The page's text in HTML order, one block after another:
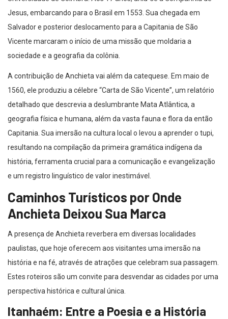
Jesus, embarcando para o Brasil em 1553. Sua chegada em
Salvador e posterior deslocamento para a Capitania de São
Vicente marcaram o início de uma missão que moldaria a
sociedade e a geografia da colônia.
A contribuição de Anchieta vai além da catequese. Em maio de
1560, ele produziu a célebre “Carta de São Vicente”, um relatório
detalhado que descrevia a deslumbrante Mata Atlântica, a
geografia física e humana, além da vasta fauna e flora da então
Capitania. Sua imersão na cultura local o levou a aprender o tupi,
resultando na compilação da primeira gramática indígena da
história, ferramenta crucial para a comunicação e evangelização
e um registro linguístico de valor inestimável.
Caminhos Turísticos por Onde
Anchieta Deixou Sua Marca
A presença de Anchieta reverbera em diversas localidades
paulistas, que hoje oferecem aos visitantes uma imersão na
história e na fé, através de atrações que celebram sua passagem.
Estes roteiros são um convite para desvendar as cidades por uma
perspectiva histórica e cultural única.
Itanhaém: Entre a Poesia e a História